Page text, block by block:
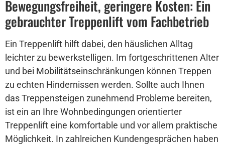
Bewegungsfreiheit, geringere Kosten: Ein
gebrauchter Treppenlift vom Fachbetrieb
Ein Treppenlift hilft dabei, den häuslichen Alltag
leichter zu bewerkstelligen. Im fortgeschrittenen Alter
und bei Mobilitätseinschränkungen können Treppen
zu echten Hindernissen werden. Sollte auch Ihnen
das Treppensteigen zunehmend Probleme bereiten,
ist ein an Ihre Wohnbedingungen orientierter
Treppenlift eine komfortable und vor allem praktische
Möglichkeit. In zahlreichen Kundengesprächen haben